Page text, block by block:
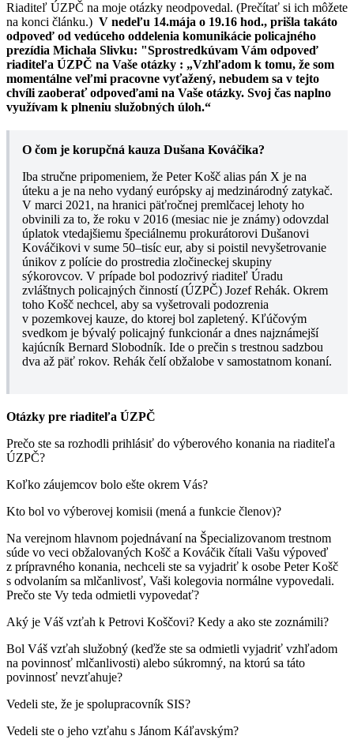
Riaditeľ ÚZPČ na moje otázky neodpovedal. (Prečítať si ich môžete
na konci článku.) V nedeľu 14.mája o 19.16 hod., prišla takáto
odpoveď od vedúceho oddelenia komunikácie policajného
prezídia Michala Slivku: "Sprostredkúvam Vám odpoveď
riaditeľa ÚZPČ na Vaše otázky : „Vzhľadom k tomu, že som
momentálne veľmi pracovne vyťažený, nebudem sa v tejto
chvíli zaoberať odpoveďami na Vaše otázky. Svoj čas naplno
využívam k plneniu služobných úloh.“
O čom je korupčná kauza Dušana Kováčika?
Iba stručne pripomeniem, že Peter Košč alias pán X je na
úteku a je na neho vydaný európsky aj medzinárodný zatykač.
V marci 2021, na hranici päťročnej premlčacej lehoty ho
obvinili za to, že roku v 2016 (mesiac nie je známy) odovzdal
úplatok vtedajšiemu špeciálnemu prokurátorovi Dušanovi
Kováčikovi v sume 50–tisíc eur, aby si poistil nevyšetrovanie
únikov z polície do prostredia zločineckej skupiny
sýkorovcov. V prípade bol podozrivý riaditeľ Úradu
zvláštnych policajných činností (ÚZPČ) Jozef Rehák. Okrem
toho Košč nechcel, aby sa vyšetrovali podozrenia
v pozemkovej kauze, do ktorej bol zapletený. Kľúčovým
svedkom je bývalý policajný funkcionár a dnes najznámejší
kajúcník Bernard Slobodník. Ide o prečin s trestnou sadzbou
dva až päť rokov. Rehák čelí obžalobe v samostatnom konaní.
Otázky pre riaditeľa ÚZPČ
Prečo ste sa rozhodli prihlásiť do výberového konania na riaditeľa
ÚZPČ?
Koľko záujemcov bolo ešte okrem Vás?
Kto bol vo výberovej komisii (mená a funkcie členov)?
Na verejnom hlavnom pojednávaní na Špecializovanom trestnom
súde vo veci obžalovaných Košč a Kováčik čítali Vašu výpoveď
z prípravného konania, nechceli ste sa vyjadriť k osobe Peter Košč
s odvolaním sa mlčanlivosť, Vaši kolegovia normálne vypovedali.
Prečo ste Vy teda odmietli vypovedať?
Aký je Váš vzťah k Petrovi Koščovi? Kedy a ako ste zoznámili?
Bol Váš vzťah služobný (keďže ste sa odmietli vyjadriť vzhľadom
na povinnosť mlčanlivosti) alebo súkromný, na ktorú sa táto
povinnosť nevzťahuje?
Vedeli ste, že je spolupracovník SIS?
Vedeli ste o jeho vzťahu s Jánom Káľavským?